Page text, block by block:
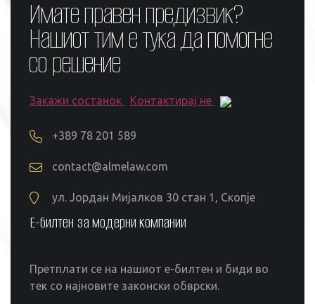
Имате правен предизвик?
Нашиот тим е тука да помогне
со решение
Закажи состанок Контактирај не
+389 78 201 589
contact@almelaw.com
ул. Јордан Мијалков 30 стан 1, Скопје
Е-билтен за модерни компании
Претплати се на нашиот е-билтен и биди во
тек со најновите законски обврски.